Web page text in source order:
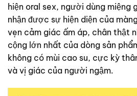
hiện oral sex, người dùng miệng
nhận được sự hiện diện của
vẹn cảm giác ấm áp, chân thật
cộng lớn nhất của dòng sản
không có mùi cao su, cực kỳ
và vị giác của người ngậm.